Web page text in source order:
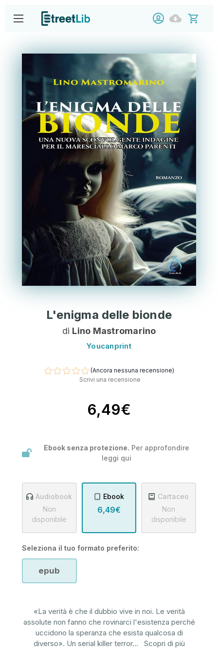
L'enigma delle bionde
di Lino Mastromarino
Youcanprint
(Ancora nessuna recensione)
Scrivi una recensione
6,49€
Ebook senza protezione. Per approfondire
leggi qui
Audiobook
Non
disponibile
Ebook
6,49€
Cartaceo
Non
disponibile
Seleziona il tuo formato preferito:
epub
«La verità è che il dubbio vive in noi. Le verità
assolute non fanno che rovinarci l'esistenza perché
uccidono la speranza che esista qualcosa di
diverso». Un serial killer terror... Scopri di più